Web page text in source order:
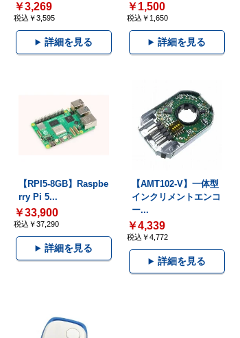
￥3,269
税込￥3,595
詳細を見る
￥1,500
税込￥1,650
詳細を見る
【RPI5-8GB】Raspbe
rry Pi 5...
￥33,900
税込￥37,290
詳細を見る
【AMT102-V】一体型
インクリメントエンコ
ー...
￥4,339
税込￥4,772
詳細を見る